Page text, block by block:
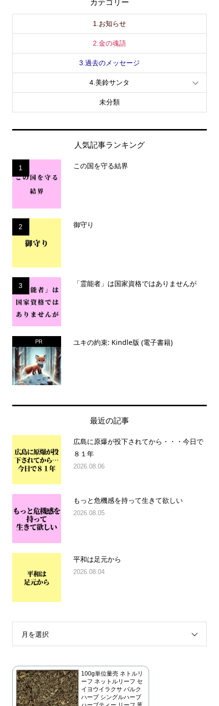
1.お知らせ
2.金の魂語
3.過去のメッセージ
4.美鈴サンタ
未分類
人気記事ランキング
1 この国を守る結界
2 御守り
3 「霊能者」は国家資格ではありませんが
PR ユキの約束: Kindle版 (電子書籍)
最近の記事
広島に原爆が投下されてから・・・今日で
８１年
2026.08.06
もっと危機感を持って生きて欲しい
2026.08.05
平和は足元から
2026.08.04
月を選択
100g単位量売 ネトルリ
ーフ ネットルリーフ セ
イヨウイラクサ バルク
ハーブ シングルハーブ